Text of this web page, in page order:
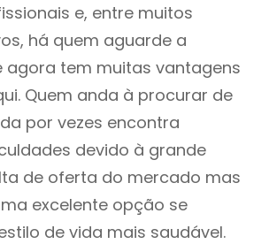
e, entre muitos
há quem aguarde a
agora tem muitas vantagens
Quem anda à procurar de
por vezes encontra
devido à grande
de oferta do mercado mas
excelente opção se
de vida mais saudável.